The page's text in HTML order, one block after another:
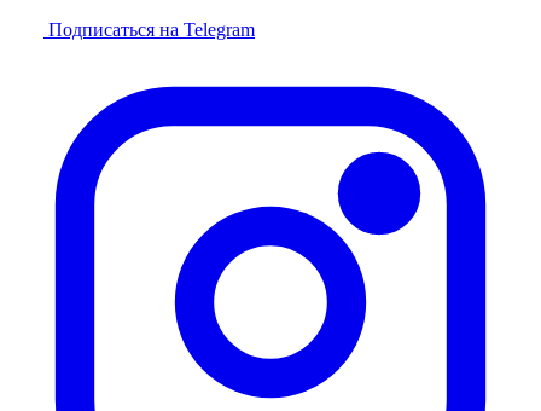
Подписаться на Telegram